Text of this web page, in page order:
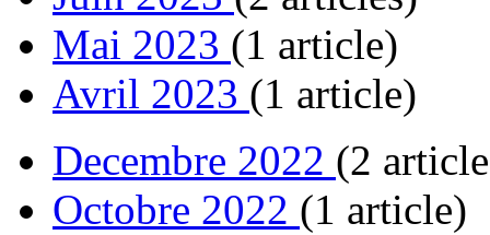
Mai 2023 (1 article)
Avril 2023 (1 article)
Decembre 2022 (2
Octobre 2022 (1 article)